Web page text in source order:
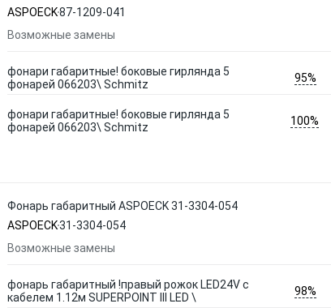
ASPOECK87-1209-041
Возможные замены
фонари габаритные! боковые гирлянда 5
фонарей 066203\ Schmitz
95%
фонари габаритные! боковые гирлянда 5
фонарей 066203\ Schmitz
100%
Фонарь габаритный ASPOECK 31-3304-054
ASPOECK31-3304-054
Возможные замены
фонарь габаритный !правый рожок LED24V с
кабелем 1.12м SUPERPOINT III LED \
98%